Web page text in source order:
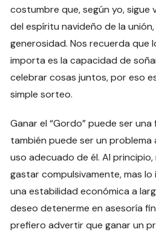
costumbre que, según yo, sigue
del espíritu navideño de la unión,
generosidad. Nos recuerda que
importa es la capacidad de
celebrar cosas juntos, por eso
simple sorteo.
Ganar el “Gordo” puede ser
también puede ser un problema
uso adecuado de él. Al
gastar compulsivamente, mas
una estabilidad económica a
deseo detenerme en asesoría
prefiero advertir que ganar un